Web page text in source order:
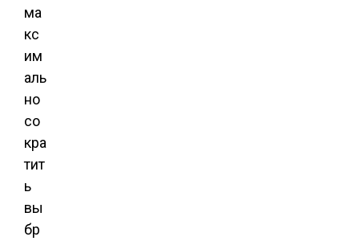
ма
кс
им
аль
но
со
кра
тит
ь
вы
бр